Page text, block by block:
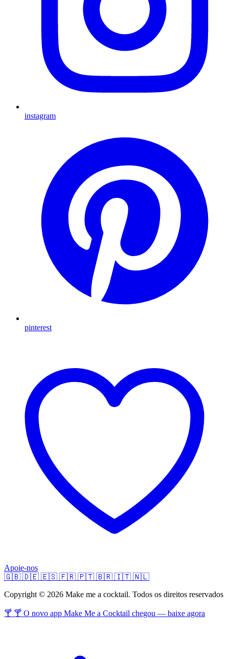
instagram
pinterest
Apoie-nos
🇬🇧 🇩🇪 🇪🇸 🇫🇷 🇵🇹 🇧🇷 🇮🇹 🇳🇱
Copyright © 2026 Make me a cocktail. Todos os direitos reservados
🍸 🍸 O novo app Make Me a Cocktail chegou — baixe agora